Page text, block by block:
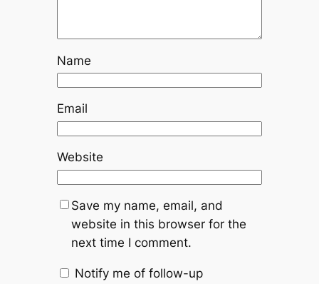
Name
Email
Website
Save my name, email, and
website in this browser for the
next time I comment.
Notify me of follow-up